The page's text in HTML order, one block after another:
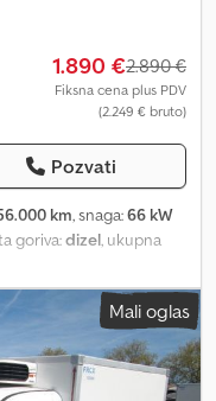
1.890 €2.890 €
Fiksna cena plus PDV
(2.249 € bruto)
Pozvati
km, snaga:66 kW
goriva:dizel, ukupna
prostora:1.730 mm,
tovarnog prostora:
elektronski
imao je nesreću, !!!!!
upravljač, 5-stepeni
Mali oglas